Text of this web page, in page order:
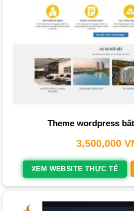
Câu Hỏi Thường Gặp Khi
Sản
Dịch vụ thiết kế website bất động
doanh nghiệp của bạn nâng tầm
doanh thu.
trang web
chuyên nghiệp
chắc với khách hàng.
Tại Sao Bạn Cần Thiết
Sản?
Trong thị trường bất động sản
sở hữu mộtweb bất động sản
sống còn. Đây không chỉ là một lợi
Theme wordpress
3,500,000
XEM WEBSITE THỰC TẾ